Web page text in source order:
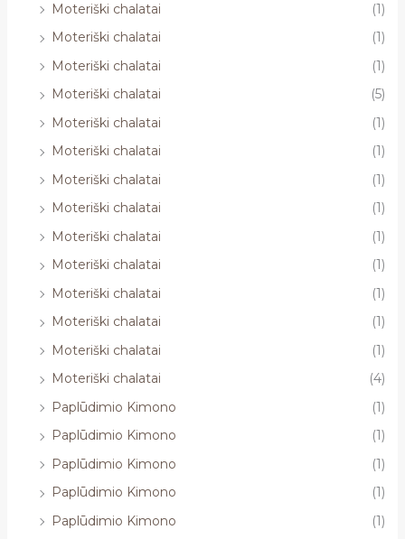
Moteriški chalatai
(1)
Moteriški chalatai
(1)
Moteriški chalatai
(1)
Moteriški chalatai
(5)
Moteriški chalatai
(1)
Moteriški chalatai
(1)
Moteriški chalatai
(1)
Moteriški chalatai
(1)
Moteriški chalatai
(1)
Moteriški chalatai
(1)
Moteriški chalatai
(1)
Moteriški chalatai
(1)
Moteriški chalatai
(1)
Moteriški chalatai
(4)
Paplūdimio Kimono
(1)
Paplūdimio Kimono
(1)
Paplūdimio Kimono
(1)
Paplūdimio Kimono
(1)
Paplūdimio Kimono
(1)